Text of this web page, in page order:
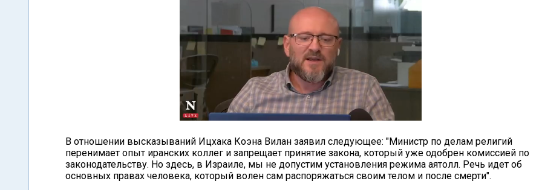
В отношении высказываний Ицхака Коэна Вилан заявил следующее: "Министр по делам религий
перенимает опыт иранских коллег и запрещает принятие закона, который уже одобрен комиссией по
законодательству. Но здесь, в Израиле, мы не допустим установления режима аятолл. Речь идет об
основных правах человека, который волен сам распоряжаться своим телом и после смерти".